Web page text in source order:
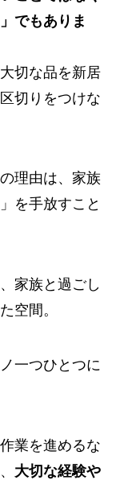
でもありま
切な品を新居
切りをつけな
理由は、家族
を手放すこと
家族と過ごし
空間。
一つひとつに
業を進めるな
大切な経験や